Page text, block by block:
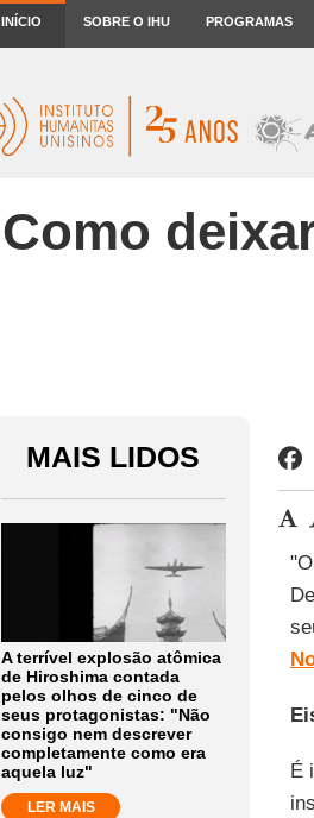
INÍCIO SOBRE O IHU PROGRAMAS
Como
MAIS LIDOS
A terrível explosão atômica
de Hiroshima contada
pelos olhos de cinco de
seus protagonistas: "Não
consigo nem descrever
completamente como era
aquela luz"
LER MAIS
É